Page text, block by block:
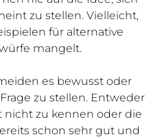
zu stellen. Vielleicht,
für alternative
mangelt.
es bewusst oder
zu stellen. Entweder
nicht zu kennen oder die
schon sehr gut und